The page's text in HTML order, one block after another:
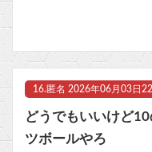
16. 匿名 2026年06月03日
どうでもいいけど
ツボールやろ